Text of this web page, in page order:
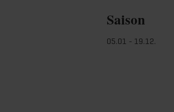
Saison
05.01 - 19.12.